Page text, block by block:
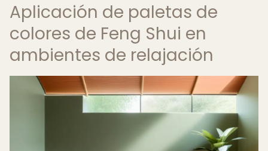
Aplicación de paletas de
colores de Feng Shui en
ambientes de relajación